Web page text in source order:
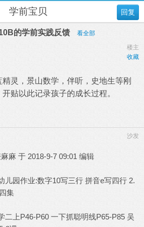
回复
学前宝贝
的学前实践反馈 看全部
楼主
收藏
灵，景山数学，伴听，史地生等刚
贴以此记录孩子的成长过程。
沙发
麻 于 2018-9-7 09:01 编辑
儿园作业:数字10写三行 拼音e写四行 2.
集
二上P46-P60 一下抓聪明线P65-P85 吴